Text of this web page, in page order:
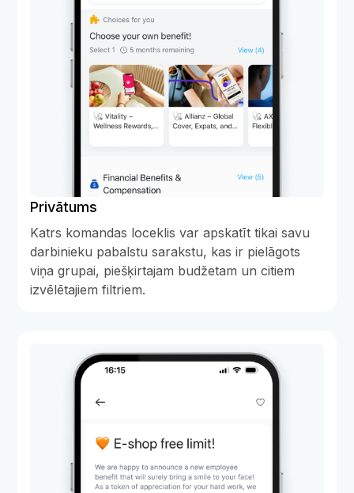
Privātums
Katrs komandas loceklis var apskatīt tikai savu
darbinieku pabalstu sarakstu, kas ir pielāgots
viņa grupai, piešķirtajam budžetam un citiem
izvēlētajiem filtriem.